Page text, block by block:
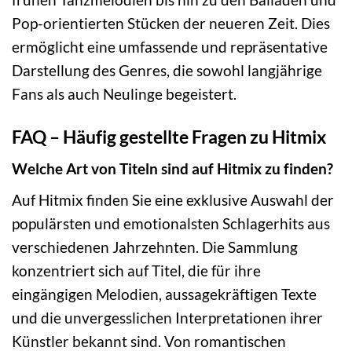
Pop-orientierten Stücken der neueren Zeit. Dies
ermöglicht eine umfassende und repräsentative
Darstellung des Genres, die sowohl langjährige
Fans als auch Neulinge begeistert.
FAQ – Häufig gestellte Fragen zu Hitmix
Welche Art von Titeln sind auf Hitmix zu finden?
Auf Hitmix finden Sie eine exklusive Auswahl der
populärsten und emotionalsten Schlagerhits aus
verschiedenen Jahrzehnten. Die Sammlung
konzentriert sich auf Titel, die für ihre
eingängigen Melodien, aussagekräftigen Texte
und die unvergesslichen Interpretationen ihrer
Künstler bekannt sind. Von romantischen